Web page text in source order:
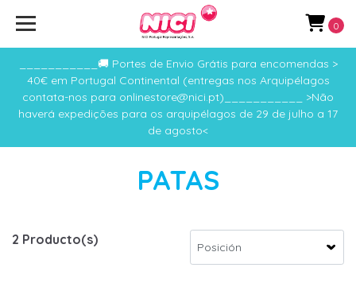
___________🚚 Portes de Envio Grátis para encomendas >
40€ em Portugal Continental (entregas nos Arquipélagos
contata-nos para onlinestore@nici.pt)___________ >Não
haverá expedições para os arquipélagos de 29 de julho a 17
de agosto<
0
PATAS
2 Producto(s)